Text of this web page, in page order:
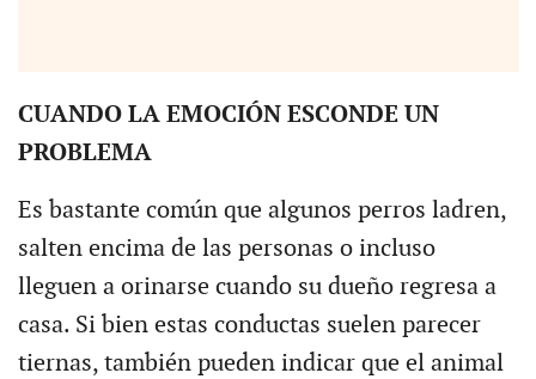
CUANDO LA EMOCIÓN ESCONDE UN
PROBLEMA
Es bastante común que algunos perros ladren,
salten encima de las personas o incluso
lleguen a orinarse cuando su dueño regresa a
casa. Si bien estas conductas suelen parecer
tiernas, también pueden indicar que el animal